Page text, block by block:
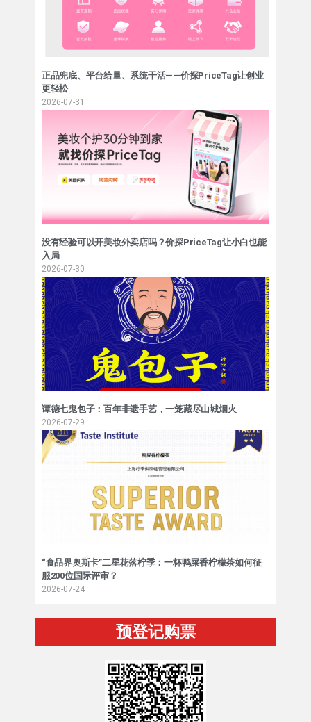
正品兜底、平台给量、系统干活——价探PriceTag让创业
更轻松
2026-07-31
没有经验可以开美妆外卖店吗？价探PriceTag让小白也能
入局
2026-07-30
谭德七鬼包子：百年非遗手艺，一笼藏尽山城烟火
2026-07-29
“食品界奥斯卡”二星花落柠季：一杯鸭屎香柠檬茶如何征
服200位国际评审？
2026-07-24
预登记购票